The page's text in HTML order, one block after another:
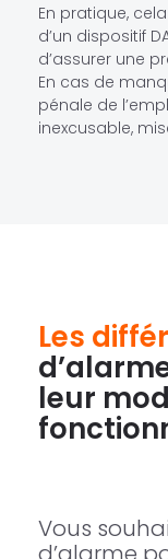
En pratique,
d’un dispositif
d’assurer une
En cas de
pénale de
inexcusable,
Les
leur
Vous